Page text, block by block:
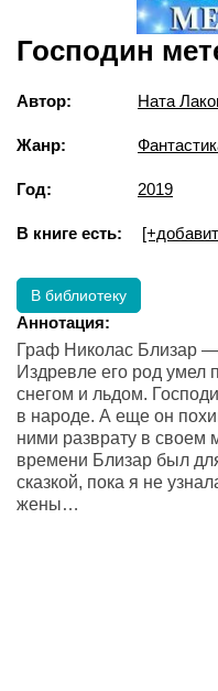
Господин
Автор: Ната
Жанр:
Год: 2019
В книге есть:
В библиотеку
Аннотация:
Граф Николас Близар
Издревле его род умел
снегом и льдом.
в народе. А еще он
ними разврату в своем
времени Близар был
сказкой, пока я не
жены…